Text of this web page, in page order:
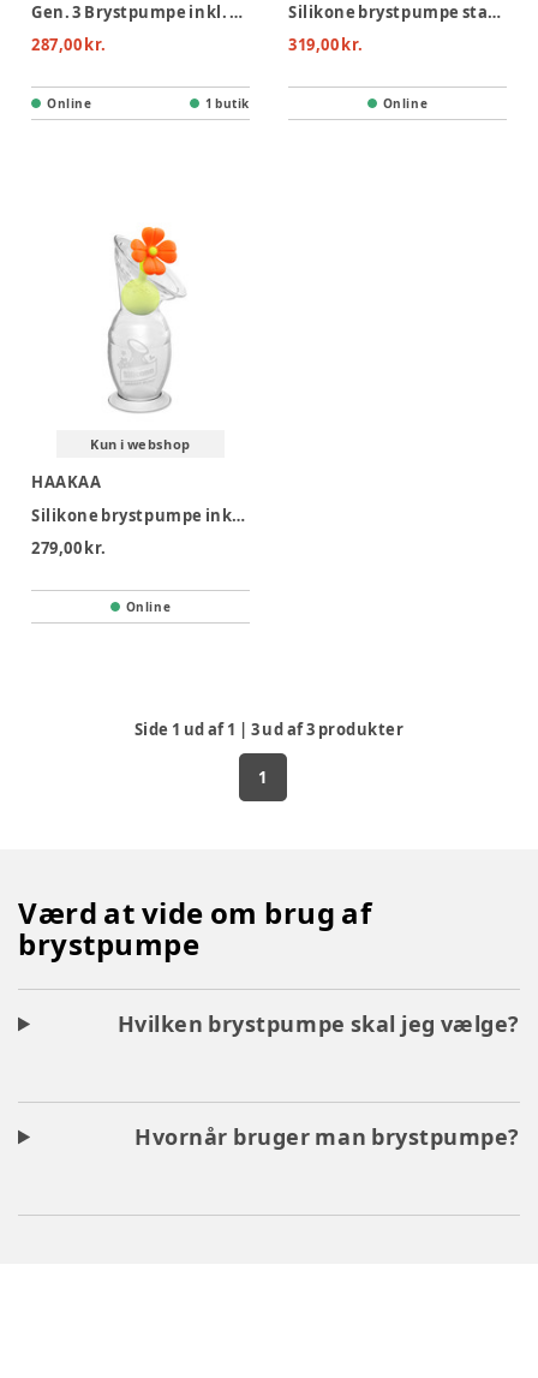
Gen. 3 Brystpumpe inkl. Flasketud
287,00 kr.
Online 1 butik
Silikone brystpumpe startpakke 150 ml
319,00 kr.
Online
Kun i webshop
HAAKAA
Silikone brystpumpe inkl. blomsterstopper 100 ml
279,00 kr.
Online
Side 1 ud af1 | 3ud af3 produkter
1
Værd at vide om brug af
brystpumpe
Hvilken brystpumpe skal jeg vælge?
Hvornår bruger man brystpumpe?